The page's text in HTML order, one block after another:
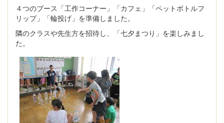
４つのブース「工作コーナー」「カフェ」「ペットボトルフ
リップ」「輪投げ」を準備しました。
隣のクラスや先生方を招待し、「七夕まつり」を楽しみまし
た。